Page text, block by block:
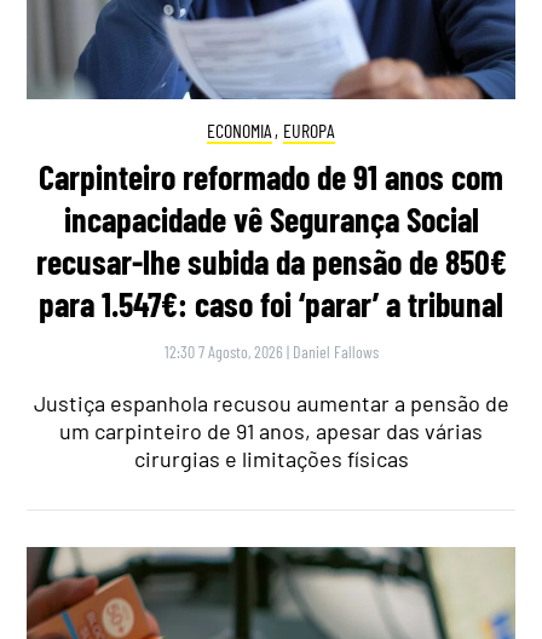
ECONOMIA , EUROPA
Carpinteiro reformado de 91 anos com
incapacidade vê Segurança Social
recusar-lhe subida da pensão de 850€
para 1.547€: caso foi ‘parar’ a tribunal
12:30 7 Agosto, 2026 | Daniel Fallows
Justiça espanhola recusou aumentar a pensão de
um carpinteiro de 91 anos, apesar das várias
cirurgias e limitações físicas